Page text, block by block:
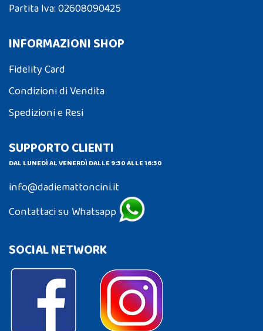
Partita Iva: 02608090425
INFORMAZIONI SHOP
Fidelity Card
Condizioni di Vendita
Spedizioni e Resi
SUPPORTO CLIENTI
DAL LUNEDÌ AL VENERDÌ DALLE 9:30 ALLE 16:30
info@dadiemattoncini.it
Contattaci su Whatsapp
SOCIAL NETWORK